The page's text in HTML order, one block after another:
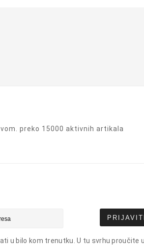
preko 15000 aktivnih artikala
u bilo kom trenutku. U tu svrhu proučite